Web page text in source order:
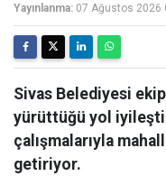
Yayınlanma: 07 Ağustos 2026
Sivas Belediyesi
yürüttüğü yol
çalışmalarıyla
getiriyor.